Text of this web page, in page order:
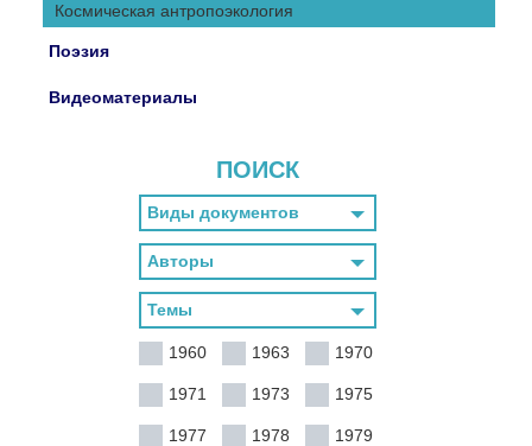
Космическая антропоэкология
Поэзия
Видеоматериалы
ПОИСК
1960 1963 1970
1971 1973 1975
1977 1978 1979